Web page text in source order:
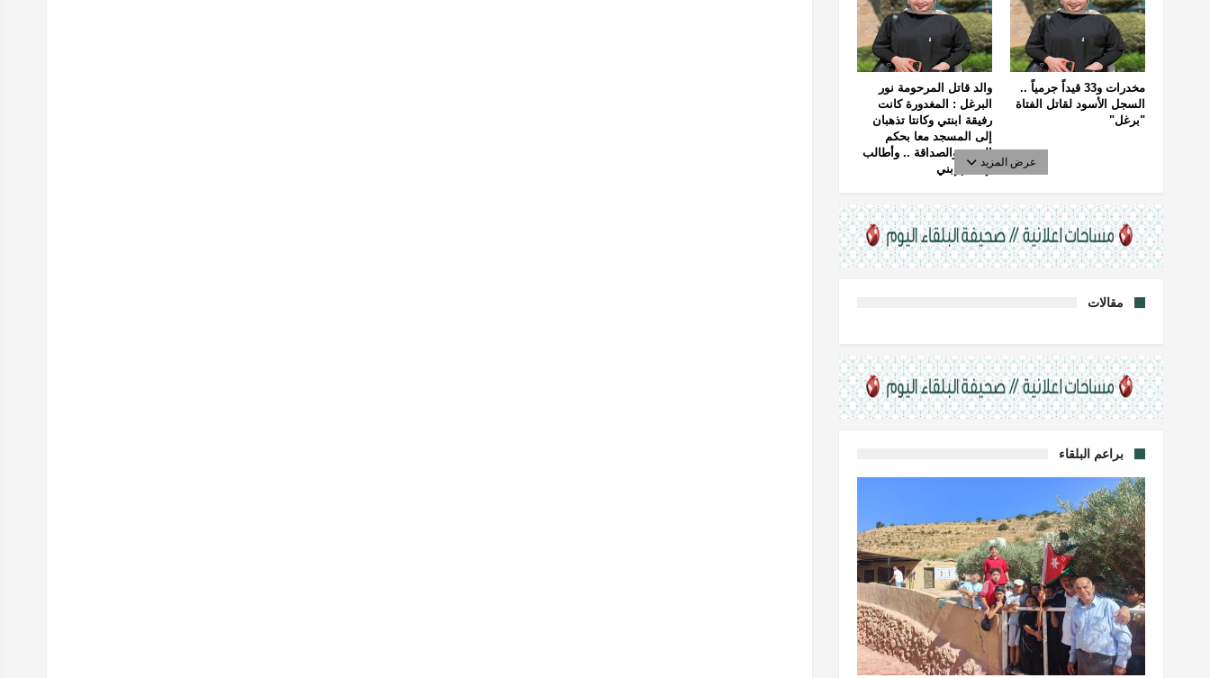
والد قاتل المرحومة نور
البرغل : المغدورة كانت
رفيقة ابنتي وكانتا تذهبان
إلى المسجد معا بحكم
الجيرة والصداقة .. وأطالب
بإعدام إبني
مخدرات و33 قيداً جرمياً ..
السجل الأسود لقاتل الفتاة
"برغل"
عرض المزيد
مقالات
براعم البلقاء